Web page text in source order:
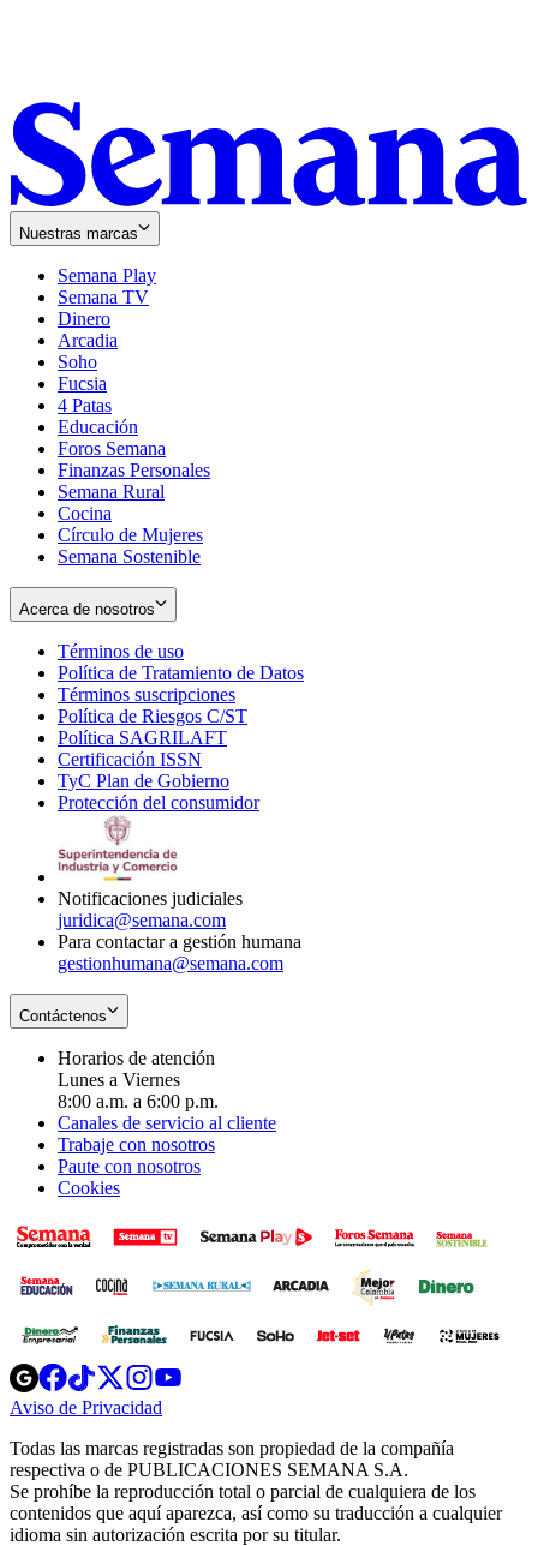
Nuestras marcas
Semana Play
Semana TV
Dinero
Arcadia
Soho
in
new
window
Fucsia
in
new
window
4 Patas
Educación
Foros Semana
Finanzas Personales
Semana Rural
Cocina
Círculo de Mujeres
Semana Sostenible
Acerca de nosotros
Términos de uso
in
new
window
Política de Tratamiento de Datos
Términos suscripciones
in
Política de Riesgos C/ST
Política SAGRILAFT
new
window
Certificación ISSN
in
new
TyC Plan de Gobierno
in
Protección del consumidorOpens
Notificaciones judiciales
juridica@semana.com
Para contactar a gestión humana
gestionhumana@semana.com
Contáctenos
Horarios de atención
Lunes a Viernes
8:00 a.m. a 6:00 p.m.
Canales de servicio al cliente
Trabaje con nosotros
Paute con nosotros
Cookies
Opens
in
new
Opens
in
new
Opens
in
new
window
Opens
new
windowwindow
Aviso de Privacidad
new
window
Todas las marcas registradas son propiedad de la compañía
respectiva o de PUBLICACIONES SEMANA S.A.
Se prohíbe la reproducción total o parcial de cualquiera de los
contenidos que aquí aparezca, así como su traducción a cualquier
idioma sin autorización escrita por su titular.